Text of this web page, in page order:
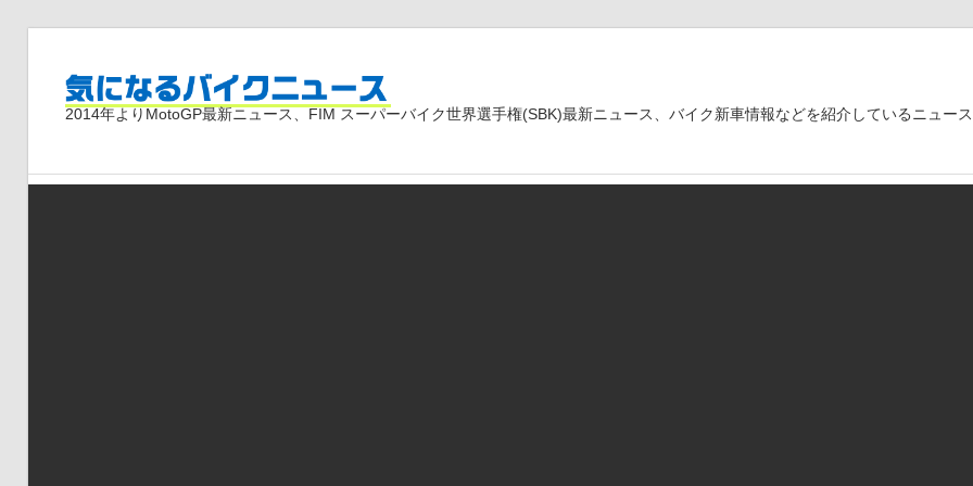
気
に
2014年よりMotoGP最新ニュース、FIM スーパーバイク世界選手権(SBK)最新ニュース、バイク新車情報などを紹介しているニュース